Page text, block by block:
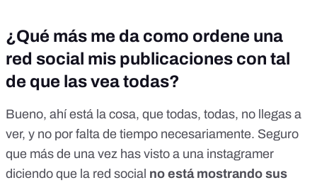
¿Qué más me da como ordene una
red social mis publicaciones con tal
de que las vea todas?
Bueno, ahí está la cosa, que todas, todas, no llegas a
ver, y no por falta de tiempo necesariamente. Seguro
que más de una vez has visto a una instagramer
diciendo que la red social no está mostrando sus